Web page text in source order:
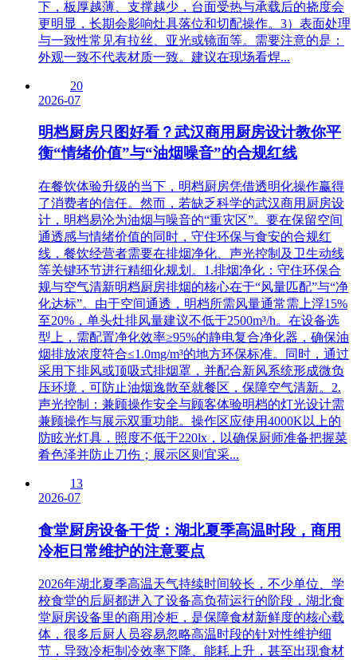
下，板厚越薄、支撑越少，台面受热与承载后的挠度会
更明显，长期会影响灶具落位和切配操作。3）表面处理
与一致性常见有拉丝、亚光或镜面等。需要注意的是：
外观一致不代表材质一致。建议在现场看焊...
20
2026-07
明档厨房只图好看？武汉商用厨房设计教你平
衡“情绪价值”与“油烟噪音”的合规红线
在餐饮体验升级的当下，明档厨房凭借透明化操作赢得
了消费者的信任。然而，若缺乏科学的武汉商用厨房设
计，明档易沦为油烟与噪音的“重灾区”。要在保留空间
通透感与情绪价值的同时，守住环保与食安的合规红
线，餐饮经营者需要在排烟净化、声光控制及卫生动线
等关键环节进行精细化规划。1.排烟净化：守住环保合
规与空气清新明档厨房排烟的核心在于“风量匹配”与“净
化达标”。由于空间通透，明档所需风量通常需上浮15%
至20%，单头灶排风量建议不低于2500m³/h。在设备选
型上，需配置净化效率≥95%的静电复合净化器，确保油
烟排放浓度符合≤1.0mg/m³的地方环保标准。同时，通过
采用下排风或顶吸式排烟罩，并配合新风系统形成微负
压环境，可防止油烟逸散至就餐区，保障空气清新。2.
声光控制：兼顾操作安全与顾客体验明档的灯光设计需
兼顾操作与展示双重功能。操作区应使用4000K以上的
防眩光灯具，照度不低于220lx，以确保厨师准备把握菜
肴色泽并防止刀伤；展示区则宜采...
13
2026-07
食堂厨房设备干货：湖北夏季高温时段，商用
冷柜日常维护的注意要点
2026年湖北夏季高温天气持续时间较长，不少单位、学
校食堂的后厨都进入了设备高负荷运行的阶段，湖北食
堂厨房设备里的商用冷柜，是保障食材新鲜度的核心载
体，很多后厨人员容易忽略高温时段的针对性维护细
节，导致冷柜制冷效率下降、能耗上升，甚至出现食材